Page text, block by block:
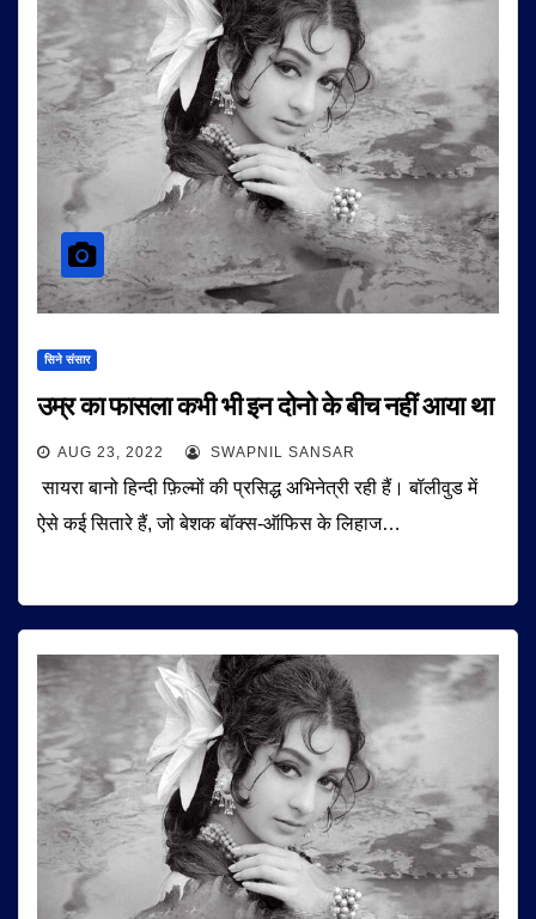
सिने संसार
उम्र का फासला कभी भी इन दोनो के बीच नहीं आया था
AUG 23, 2022 SWAPNIL SANSAR
सायरा बानो हिन्दी फ़िल्मों की प्रसिद्ध अभिनेत्री रही हैं। बॉलीवुड में
ऐसे कई सितारे हैं, जो बेशक बॉक्स-ऑफिस के लिहाज…